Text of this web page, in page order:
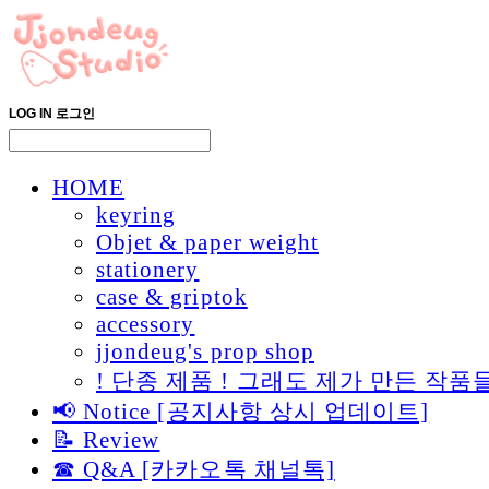
LOG IN 로그인
HOME
keyring
Objet & paper weight
stationery
case & griptok
accessory
jjondeug's prop shop
! 단종 제품 ! 그래도 제가 만든 작품
📢 Notice [공지사항 상시 업데이트]
📝 Review
☎ Q&A [카카오톡 채널톡]